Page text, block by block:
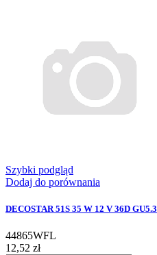
Szybki podgląd
Dodaj do porównania
DECOSTAR 51S 35 W 12 V 36D GU5.3
44865WFL
12,52 zł